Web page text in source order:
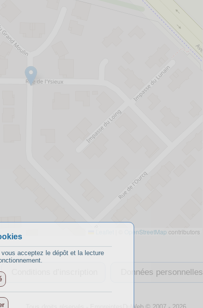
OpenStreetMap contributors
Données personnelles
acceptez le dépôt et la lecture